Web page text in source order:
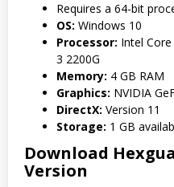
Requires a 64-bit
OS: Windows 10
Processor: Intel
3 2200G
Memory: 4 GB RAM
Graphics: NVIDIA
DirectX: Version 11
Storage: 1 GB
Download
Version